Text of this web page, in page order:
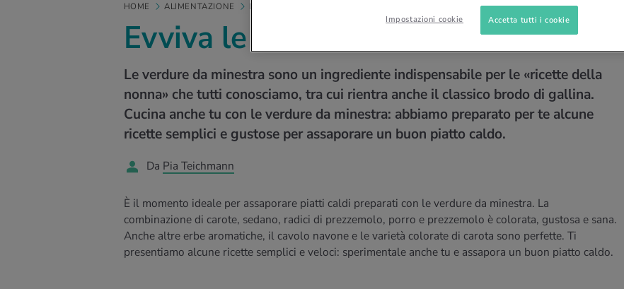
HOME ALIMENTAZIONE MANGIARE SANO
Evviva le verdure da minestra!
Le verdure da minestra sono un ingrediente indispensabile per le «ricette della
nonna» che tutti conosciamo, tra cui rientra anche il classico brodo di gallina.
Cucina anche tu con le verdure da minestra: abbiamo preparato per te alcune
ricette semplici e gustose per assaporare un buon piatto caldo.
Da Pia Teichmann
È il momento ideale per assaporare piatti caldi preparati con le verdure da minestra. La
combinazione di carote, sedano, radici di prezzemolo, porro e prezzemolo è colorata, gustosa e sana.
Anche altre erbe aromatiche, il cavolo navone e le varietà colorate di carota sono perfette. Ti
presentiamo alcune ricette semplici e veloci: sperimentale anche tu e assapora un buon piatto caldo.
Impostazioni cookie Accetta tutti i cookie